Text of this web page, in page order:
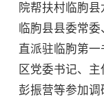
院帮扶村临朐县
临朐县县委常
直派驻临朐第
区党委书记、
彭振营等参加调